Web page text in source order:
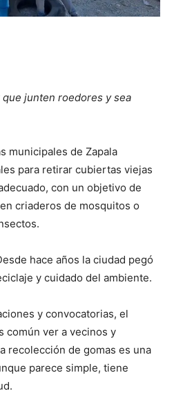
junten roedores y sea
municipales de Zapala
para retirar cubiertas viejas
con un objetivo de
criaderos de mosquitos o
hace años la ciudad pegó
y cuidado del ambiente.
y convocatorias, el
común ver a vecinos y
recolección de gomas es una
parece simple, tiene